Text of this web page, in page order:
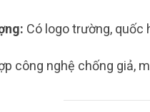
Có logo trường, quốc
công nghệ chống giả,